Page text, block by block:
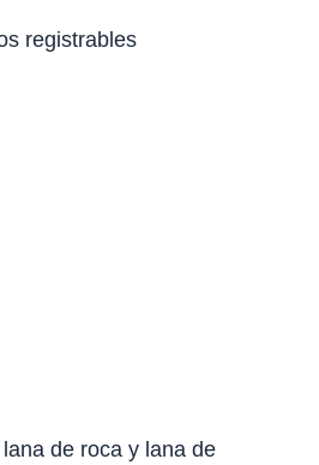
registrables
de roca y lana de